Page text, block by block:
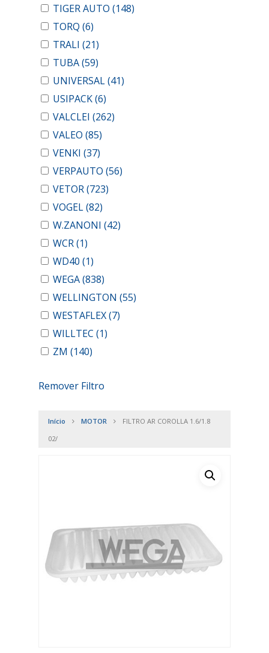
TIGER AUTO (148)
TORQ (6)
TRALI (21)
TUBA(59)
UNIVERSAL(41)
USIPACK(6)
VALCLEI (262)
VALEO (85)
VENKI (37)
VERPAUTO (56)
VETOR(723)
VOGEL(82)
W.ZANONI (42)
WCR(1)
WD40 (1)
WEGA(838)
WELLINGTON (55)
WESTAFLEX(7)
WILLTEC (1)
ZM (140)
Remover Filtro
Início MOTOR
FILTRO AR COROLLA 1.6/1.8
02/